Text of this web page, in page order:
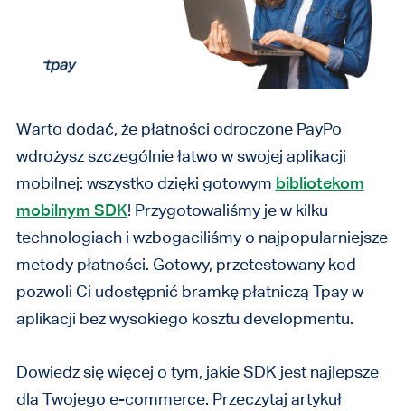
Warto dodać, że płatności odroczone PayPo
wdrożysz szczególnie łatwo w swojej aplikacji
mobilnej: wszystko dzięki gotowym bibliotekom
mobilnym SDK! Przygotowaliśmy je w kilku
technologiach i wzbogaciliśmy o najpopularniejsze
metody płatności. Gotowy, przetestowany kod
pozwoli Ci udostępnić bramkę płatniczą Tpay w
aplikacji bez wysokiego kosztu developmentu.
Dowiedz się więcej o tym, jakie SDK jest najlepsze
dla Twojego e-commerce. Przeczytaj artykuł